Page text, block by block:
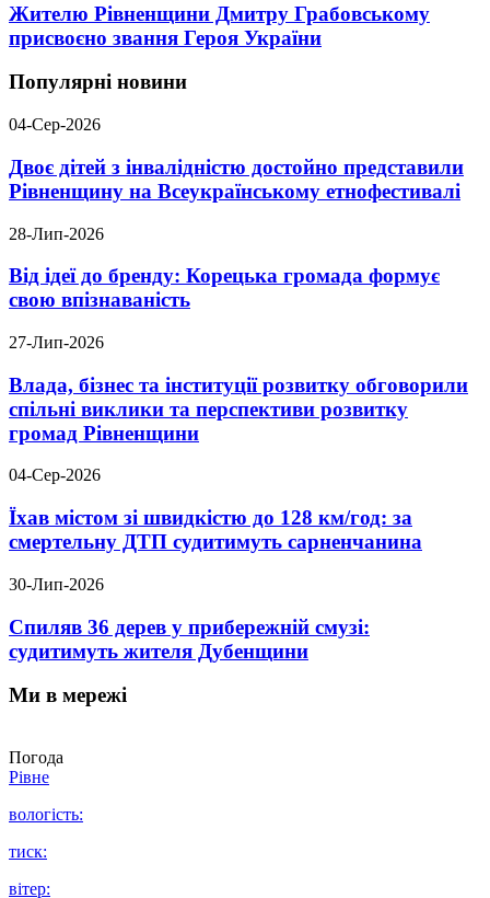
Жителю Рівненщини Дмитру Грабовському
присвоєно звання Героя України
Популярні новини
04-Сер-2026
Двоє дітей з інвалідністю достойно представили
Рівненщину на Всеукраїнському етнофестивалі
28-Лип-2026
Від ідеї до бренду: Корецька громада формує
свою впізнаваність
27-Лип-2026
Влада, бізнес та інституції розвитку обговорили
спільні виклики та перспективи розвитку
громад Рівненщини
04-Сер-2026
Їхав містом зі швидкістю до 128 км/год: за
смертельну ДТП судитимуть сарненчанина
30-Лип-2026
Спиляв 36 дерев у прибережній смузі:
судитимуть жителя Дубенщини
Ми в мережі
Погода
Рівне
вологість:
тиск:
вітер: